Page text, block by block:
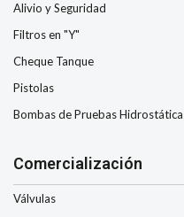
Alivio y Seguridad
Filtros en "Y"
Cheque Tanque
Pistolas
Bombas de Pruebas
Comercialización
Válvulas